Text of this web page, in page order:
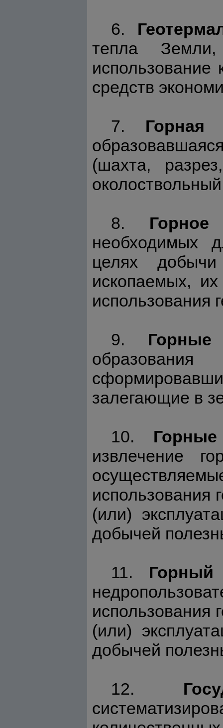
6.
тепла
средств
7. Горная
(шахта,
8. Горное
необходимых
целях
ископаемых,
использования
9.
залегающие в
10.
извлечение
использования
(или)
добычей
11. Горный
использования
(или)
добычей
12.